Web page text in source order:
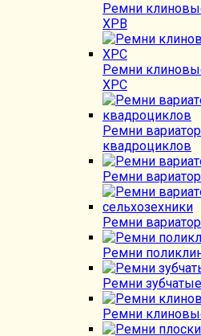
Ремни
XPB
Ремни
XPC
Ремни
квадроциклов
Ремни
Ремни
Ремни
Ремни зубчатые
Ремни